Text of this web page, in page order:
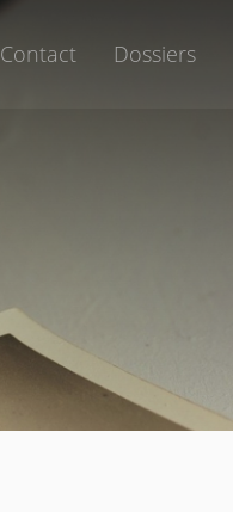
Contact Dossiers